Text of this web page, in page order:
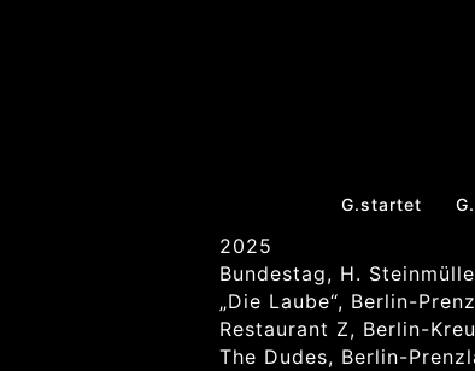
G.startet
2025
Bundestag, H.
„Die Laube“, Berlin-
Restaurant Z, Berlin-
The Dudes, Berlin-